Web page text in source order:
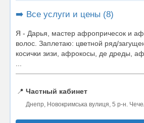
➡️ Все услуги и цены (8)
Я - Дарья, мастер афропричесок и
волос. Заплетаю: цветной ряд/
косички зизи, афрокосы, де дреды,
📍 Частный кабинет
Днепр, Новокримська вулиця, 5 р-н.